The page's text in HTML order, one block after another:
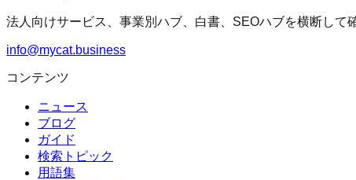
法人向けサービス、事業別ハブ、白書、SEOハブを横断して
info@mycat.business
コンテンツ
ニュース
ブログ
ガイド
検索トピック
用語集